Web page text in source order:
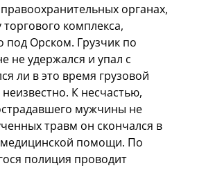
органах,
комплекса,
под Орском. Грузчик по
не удержался и упал с
ли в это время грузовой
К несчастью,
мужчины не
травм он скончался в
помощи. По
полиция проводит